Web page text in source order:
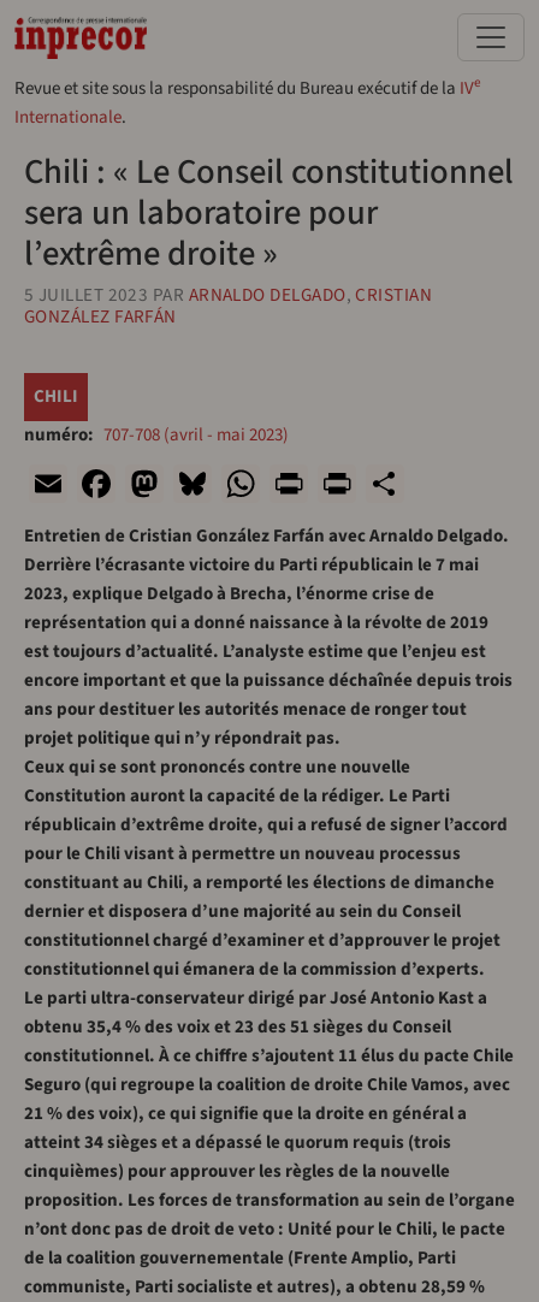
Aller au contenu principal
Revue et site sous la responsabilité du Bureau exécutif de la IVe
Internationale.
Chili : « Le Conseil constitutionnel
sera un laboratoire pour
l’extrême droite »
5 JUILLET 2023 PAR ARNALDO DELGADO, CRISTIAN
GONZÁLEZ FARFÁN
CHILI
numéro
707-708 (avril - mai 2023)
EmailFacebook
Mastodon
Bluesky
WhatsApp
Print
Entretien de Cristian González Farfán avec Arnaldo Delgado.
Derrière l’écrasante victoire du Parti républicain le 7 mai
2023, explique Delgado à Brecha, l’énorme crise de
représentation qui a donné naissance à la révolte de 2019
est toujours d’actualité. L’analyste estime que l’enjeu est
encore important et que la puissance déchaînée depuis trois
ans pour destituer les autorités menace de ronger tout
projet politique qui n’y répondrait pas.
Ceux qui se sont prononcés contre une nouvelle
Constitution auront la capacité de la rédiger. Le Parti
républicain d’extrême droite, qui a refusé de signer l’accord
pour le Chili visant à permettre un nouveau processus
constituant au Chili, a remporté les élections de dimanche
dernier et disposera d’une majorité au sein du Conseil
constitutionnel chargé d’examiner et d’approuver le projet
constitutionnel qui émanera de la commission d’experts.
Le parti ultra-conservateur dirigé par José Antonio Kast a
obtenu 35,4 % des voix et 23 des 51 sièges du Conseil
constitutionnel. À ce chiffre s’ajoutent 11 élus du pacte Chile
Seguro (qui regroupe la coalition de droite Chile Vamos, avec
21 % des voix), ce qui signifie que la droite en général a
atteint 34 sièges et a dépassé le quorum requis (trois
cinquièmes) pour approuver les règles de la nouvelle
proposition. Les forces de transformation au sein de l’organe
n’ont donc pas de droit de veto : Unité pour le Chili, le pacte
de la coalition gouvernementale (Frente Amplio, Parti
communiste, Parti socialiste et autres), a obtenu 28,59 %